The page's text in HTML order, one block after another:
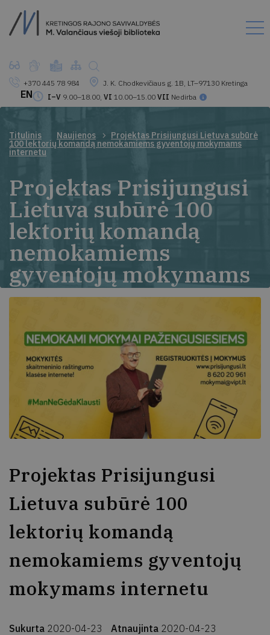
+370 445 78 984
J. K. Chodkevičiaus g. 1B, LT–97130 Kretinga
I–V 9.00–18.00, VI 10.00–15.00 VII Nedirba
EN
Titulinis Naujienos Projektas Prisijungusi Lietuva subūrė
100 lektorių komandą nemokamiems gyventojų mokymams
internetu
Projektas Prisijungusi
Lietuva subūrė 100
lektorių komandą
nemokamiems
gyventojų mokymams
internetu
Projektas Prisijungusi
Lietuva subūrė 100
lektorių komandą
nemokamiems gyventojų
mokymams internetu
Sukurta 2020-04-23 Atnaujinta 2020-04-23